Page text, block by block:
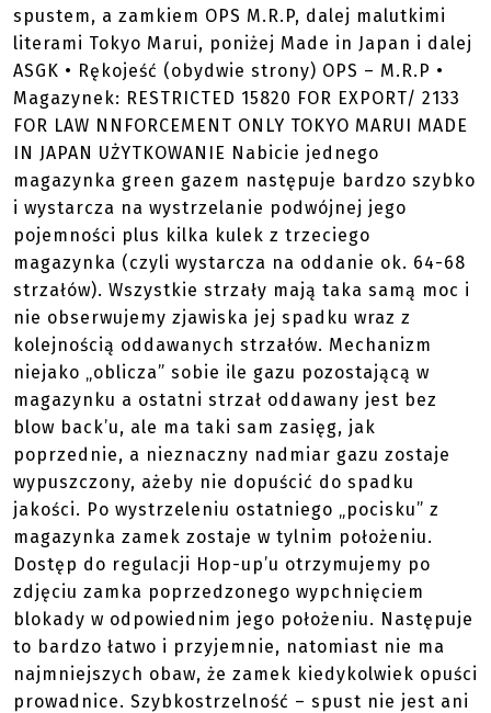
spustem, a zamkiem OPS M.R.P, dalej malutkimi
literami Tokyo Marui, poniżej Made in Japan i dalej
ASGK • Rękojeść (obydwie strony) OPS – M.R.P •
Magazynek: RESTRICTED 15820 FOR EXPORT/ 2133
FOR LAW NNFORCEMENT ONLY TOKYO MARUI MADE
IN JAPAN UŻYTKOWANIE Nabicie jednego
magazynka green gazem następuje bardzo szybko
i wystarcza na wystrzelanie podwójnej jego
pojemności plus kilka kulek z trzeciego
magazynka (czyli wystarcza na oddanie ok. 64-68
strzałów). Wszystkie strzały mają taka samą moc i
nie obserwujemy zjawiska jej spadku wraz z
kolejnością oddawanych strzałów. Mechanizm
niejako „oblicza” sobie ile gazu pozostającą w
magazynku a ostatni strzał oddawany jest bez
blow back’u, ale ma taki sam zasięg, jak
poprzednie, a nieznaczny nadmiar gazu zostaje
wypuszczony, ażeby nie dopuścić do spadku
jakości. Po wystrzeleniu ostatniego „pocisku” z
magazynka zamek zostaje w tylnim położeniu.
Dostęp do regulacji Hop-up’u otrzymujemy po
zdjęciu zamka poprzedzonego wypchnięciem
blokady w odpowiednim jego położeniu. Następuje
to bardzo łatwo i przyjemnie, natomiast nie ma
najmniejszych obaw, że zamek kiedykolwiek opuści
prowadnice. Szybkostrzelność – spust nie jest ani